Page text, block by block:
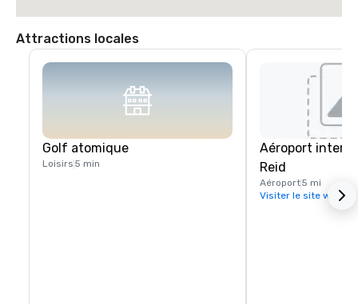
Attractions locales
Golf atomique
Loisirs 5 min
Aéroport
Reid
Aéroport5 mi
Visiter le site web